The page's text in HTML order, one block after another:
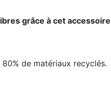
grâce à cet
de matériaux recyclés.